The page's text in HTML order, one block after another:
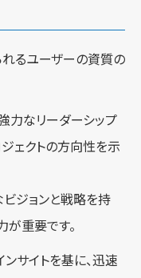
るユーザーの資質の
力なリーダーシップ
ェクトの方向性を示
ジョンと戦略を持
が重要です。
サイトを基に、迅速